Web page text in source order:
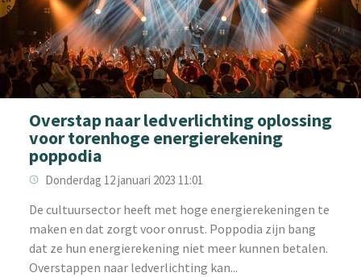
Overstap naar ledverlichting oplossing
voor torenhoge energierekening
poppodia
Donderdag 12 januari 2023 11:01
‌De cultuursector heeft met hoge energierekeningen te
maken en dat zorgt voor onrust. Poppodia zijn bang
dat ze hun energierekening niet meer kunnen betalen.
Overstappen naar ledverlichting kan...